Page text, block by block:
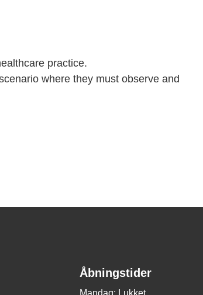
practice.
where they must observe and
Åbningstider
Mandag: Lukket